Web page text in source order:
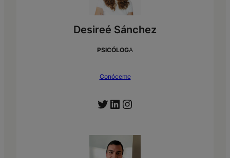
Desireé Sánchez
PSICÓLOGA
Conóceme
Twitter LinkedIn Instagram